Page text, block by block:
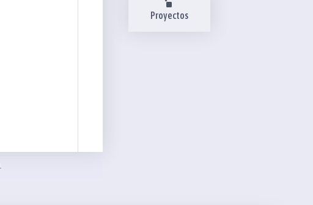
Proyectos